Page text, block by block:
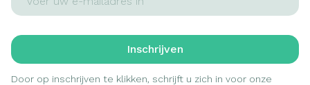
Inschrijven
Door op inschrijven te klikken, schrijft u zich in voor onze